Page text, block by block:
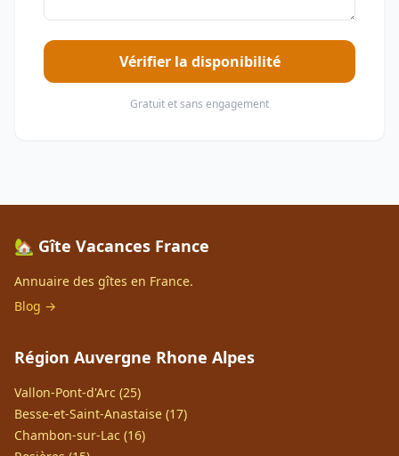
Vérifier la disponibilité
Gratuit et sans engagement
🏡 Gîte Vacances France
Annuaire des gîtes en France.
Blog →
Région Auvergne Rhone Alpes
Vallon-Pont-d'Arc (25)
Besse-et-Saint-Anastaise (17)
Chambon-sur-Lac (16)